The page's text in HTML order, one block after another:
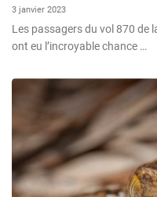
3 janvier 2023
Les passagers du vol 870 de
ont eu l’incroyable chance …